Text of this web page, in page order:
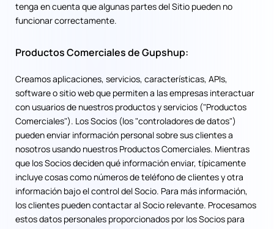
tenga en cuenta que algunas partes del Sitio pueden no
funcionar correctamente.
Productos Comerciales de Gupshup:
Creamos aplicaciones, servicios, características, APIs,
software o sitio web que permiten a las empresas interactuar
con usuarios de nuestros productos y servicios ("Productos
Comerciales"). Los Socios (los "controladores de datos")
pueden enviar información personal sobre sus clientes a
nosotros usando nuestros Productos Comerciales. Mientras
que los Socios deciden qué información enviar, típicamente
incluye cosas como números de teléfono de clientes y otra
información bajo el control del Socio. Para más información,
los clientes pueden contactar al Socio relevante. Procesamos
estos datos personales proporcionados por los Socios para